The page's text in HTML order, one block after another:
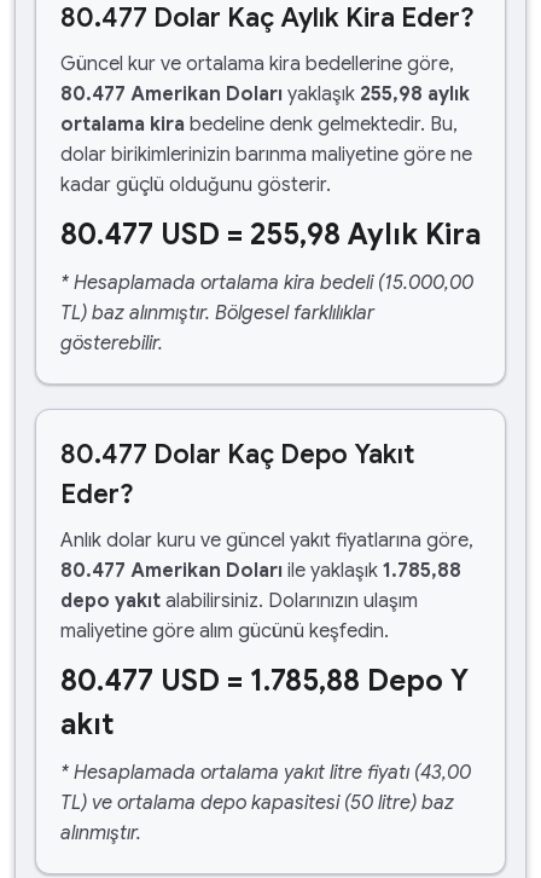
80.477 Dolar Kaç Aylık Kira Eder?
Güncel kur ve ortalama kira bedellerine göre,
80.477 Amerikan Doları yaklaşık 255,98 aylık
ortalama kira bedeline denk gelmektedir. Bu,
dolar birikimlerinizin barınma maliyetine göre ne
kadar güçlü olduğunu gösterir.
80.477 USD = 255,98 Aylık Kira
* Hesaplamada ortalama kira bedeli (15.000,00
TL) baz alınmıştır. Bölgesel farklılıklar
gösterebilir.
80.477 Dolar Kaç Depo Yakıt
Eder?
Anlık dolar kuru ve güncel yakıt fiyatlarına göre,
80.477 Amerikan Doları ile yaklaşık 1.785,88
depo yakıt alabilirsiniz. Dolarınızın ulaşım
maliyetine göre alım gücünü keşfedin.
80.477 USD = 1.785,88 Depo Y
akıt
* Hesaplamada ortalama yakıt litre fiyatı (43,00
TL) ve ortalama depo kapasitesi (50 litre) baz
alınmıştır.